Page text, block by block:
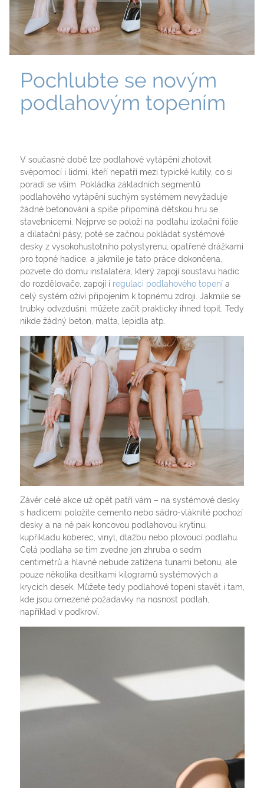
Pochlubte se novým
podlahovým topením
V současné době lze podlahové vytápění zhotovit
svépomocí i lidmi, kteří nepatří mezi typické kutily, co si
poradí se vším. Pokládka základních segmentů
podlahového vytápění suchým systémem nevyžaduje
žádné betonování a spíše připomíná dětskou hru se
stavebnicemi. Nejprve se položí na podlahu izolační fólie
a dilatační pásy, poté se začnou pokládat systémové
desky z vysokohustotního polystyrenu, opatřené drážkami
pro topné hadice, a jakmile je tato práce dokončena,
pozvete do domu instalatéra, který zapojí soustavu hadic
do rozdělovače, zapojí i regulaci podlahového topenía
celý systém oživí připojením k topnému zdroji. Jakmile se
trubky odvzdušní, můžete začít prakticky ihned topit. Tedy
nikde žádný beton, malta, lepidla atp.
Závěr celé akce už opět patří vám – na systémové desky
s hadicemi položíte cemento nebo sádro-vláknité pochozí
desky a na ně pak koncovou podlahovou krytinu,
kupříkladu koberec, vinyl, dlažbu nebo plovoucí podlahu.
Celá podlaha se tím zvedne jen zhruba o sedm
centimetrů a hlavně nebude zatížena tunami betonu, ale
pouze několika desítkami kilogramů systémových a
krycích desek. Můžete tedy podlahové topení stavět i tam,
kde jsou omezené požadavky na nosnost podlah,
například v podkroví.